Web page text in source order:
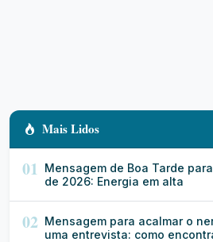
Mais Lidos
01 Mensagem de Boa Tarde
de 2026: Energia em alta
02 Mensagem para acalmar o
uma entrevista: como